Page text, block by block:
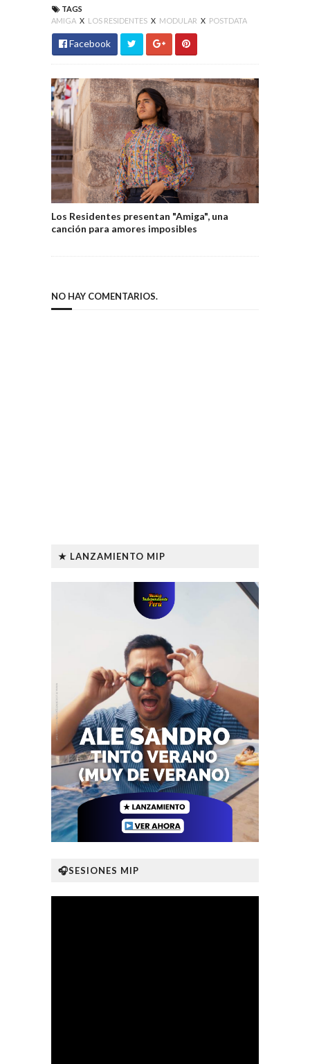
TAGS
AMIGA X LOS RESIDENTES X MODULAR X POSTDATA
Facebook
Los Residentes presentan "Amiga", una
canción para amores imposibles
NO HAY COMENTARIOS.
★ LANZAMIENTO MIP
🎧SESIONES MIP